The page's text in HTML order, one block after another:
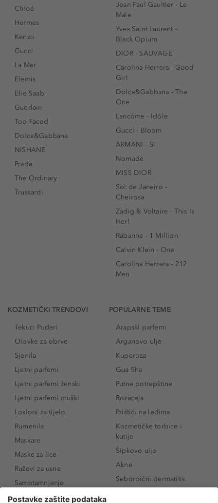
Chloé
Hermes
Kenzo
Gucci
La Mer
Elemis
Elie Saab
Guerlain
Too Faced
Dolce&Gabbana
NISHANE
Prada
The Ordinary
Trussardi
Jean Paul Gaultier - Le
Male
Yves Saint Laurent -
Black Opium
DIOR - SAUVAGE
Carolina Herrera - Good
Girl
Dolce&Gabbana - The
One
Lancôme - Idôle
Gucci - Bloom
ARMANI - Sì
Nomade
MISS DIOR
Sol de Janeiro -
Cheirosa
Zadig & Voltaire - This Is
Her!
Rabanne - 1 Million
Calvin Klein - One
Carolina Herrera - 212
Men
KOZMETIČKI TRENDOVI
Tekuci Puderi
Olovke za obrve
Sjenila
Ljetni parfemi
Ljetni parfemi ženski
Ljetni parfemi muški
Losioni za tijelo
Rumenila
Maskare
Maske za lice
Ruževi za usne
Samotamnjenje
Puderi
POPULARNE TEME
Arapski parfemi
Arganovo ulje
Kuperoza
Gua Sha
Putne potrepštine
Rozaceja
Prištići na leđima
Kozmetičke torbice i
kutije
Šipkovo ulje
Akne
Seboroični dermatitis